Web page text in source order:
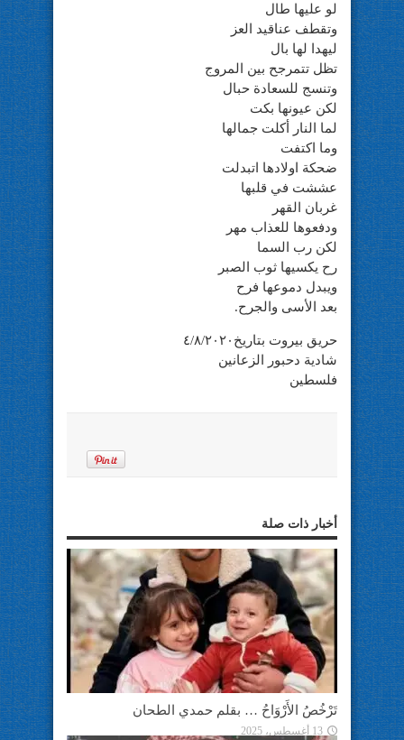
لو عليها طال
وتقطف عناقيد العز
ليهدا لها بال
تظل تتمرجح بين المروج
وتنسج للسعادة حبال
لكن عيونها بكت
لما النار أكلت جمالها
وما اكتفت
ضحكة اولادها اتبدلت
عششت في قلبها
غربان القهر
ودفعوها للعذاب مهر
لكن رب السما
رح يكسيها ثوب الصبر
ويبدل دموعها فرح
بعد الأسى والجرح.
حريق بيروت بتاريخ٤/٨/٢٠٢٠
شادية دحبور الزعانين
فلسطين
أخبار ذات صلة
تَرْخُصُ الأَرْوَاحُ … بقلم حمدي الطحان
13 أغسطس، 2025